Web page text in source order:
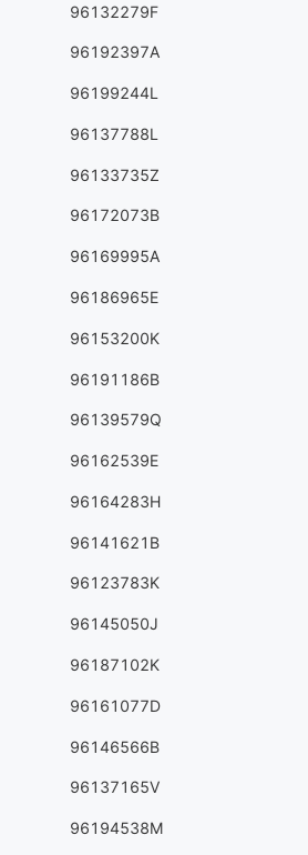
96132279F
96192397A
96199244L
96137788L
96133735Z
96172073B
96169995A
96186965E
96153200K
96191186B
96139579Q
96162539E
96164283H
96141621B
96123783K
96145050J
96187102K
96161077D
96146566B
96137165V
96194538M